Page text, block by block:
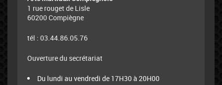
1 rue rouget de Lisle
60200 Compiègne
tél : 03.44.86.05.76
Ouverture du secrétariat
Du lundi au vendredi de 17H30 à 20H00